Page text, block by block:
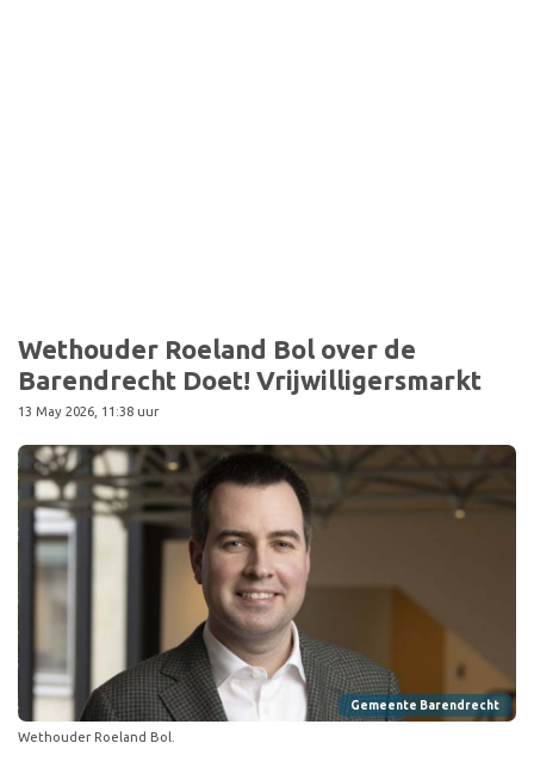
Wethouder Roeland Bol over de
Barendrecht Doet! Vrijwilligersmarkt
13 May 2026, 11:38 uur
Gemeente Barendrecht
Wethouder Roeland Bol.